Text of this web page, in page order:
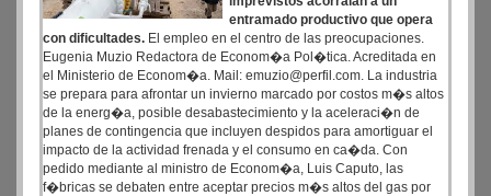
entramado productivo que opera
con dificultades. El empleo en el centro de las preocupaciones.
Eugenia Muzio Redactora de Econom�a Pol�tica. Acreditada en
el Ministerio de Econom�a. Mail: emuzio@perfil.com. La industria
se prepara para afrontar un invierno marcado por costos m�s altos
de la energ�a, posible desabastecimiento y la aceleraci�n de
planes de contingencia que incluyen despidos para amortiguar el
impacto de la actividad frenada y el consumo en ca�da. Con
pedido mediante al ministro de Econom�a, Luis Caputo, las
f�bricas se debaten entre aceptar precios m�s altos del gas por